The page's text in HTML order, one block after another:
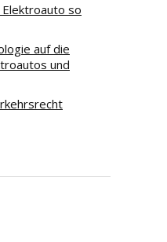
so
auf die
und